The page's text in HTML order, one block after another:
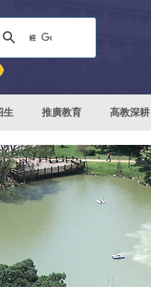
生 推廣教育 高教深耕